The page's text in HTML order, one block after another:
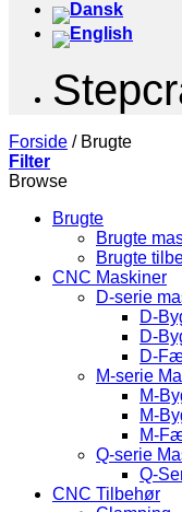
Forside /Brugte
Filter
Browse
Brugte
Brugte
Brugte
CNC Maskiner
D-serie
D-
D-
D-
M-serie
M-
M-
M-
Q-serie
Q-
CNC Tilbehør